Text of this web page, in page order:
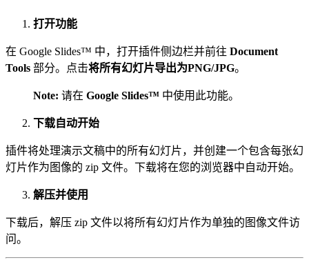
打开功能
在 Google Slides™ 中，打开插件侧边栏并前往 Document
Tools 部分。点击将所有幻灯片导出为PNG/JPG。
Note: 请在 Google Slides™ 中使用此功能。
下载自动开始
插件将处理演示文稿中的所有幻灯片，并创建一个包含每张幻
灯片作为图像的 zip 文件。下载将在您的浏览器中自动开始。
解压并使用
下载后，解压 zip 文件以将所有幻灯片作为单独的图像文件访
问。